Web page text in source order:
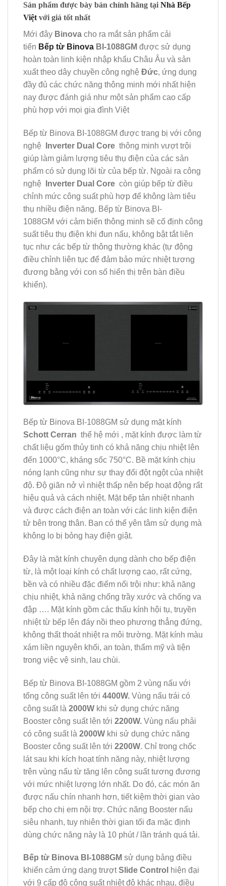
Sản phẩm được bày bán chính hãng tại Nhà Bếp
Việt với giá tốt nhất
Mới đây Binova cho ra mắt sản phẩm cải
tiến Bếp từ Binova BI-1088GM được sử dụng
hoàn toàn linh kiện nhập khẩu Châu Âu và sản
xuất theo dây chuyền công nghệ Đức, ứng dụng
đầy đủ các chức năng thông minh mới nhất hiện
nay được đánh giá như một sản phẩm cao cấp
phù hợp với mọi gia đình Việt
Bếp từ Binova BI-1088GM được trang bị với công
nghệ
Inverter Dual Core thông minh vượt trội
giúp làm giảm lượng tiêu thụ điện của các sản
phẩm có sử dụng lõi từ của bếp từ. Ngoài ra công
nghệ
Inverter Dual Core còn giúp bếp từ điều
chỉnh mức công suất phù hợp để không làm tiêu
thụ nhiều điện năng. Bếp từ Binova BI-
1088GM với cảm biến thông minh sẽ cố định công
suất tiêu thụ điện khi đun nấu, không bật tắt liên
tục như các bếp từ thông thường khác (tự động
điều chỉnh liên tục để đảm bảo mức nhiệt tương
đương bằng với con số hiển thị trên bàn điều
khiển).
Bếp từ Binova BI-1088GM sử dụng mặt kính
Schott Cerran thế hệ mới , mặt kính được làm từ
chất liệu gốm thủy tinh có khả năng chịu nhiệt lên
đến 1000°C, kháng sốc 750°C. Bề mặt kính chịu
nóng lạnh cũng như sự thay đổi đột ngột của nhiệt
độ. Độ giãn nở vì nhiệt thấp nên bếp hoạt động rất
hiệu quả và cách nhiệt. Mặt bếp tản nhiệt nhanh
và được cách điện an toàn với các linh kiện điện
tử bên trong thân. Bạn có thể yên tâm sử dụng mà
không lo bị bỏng hay điện giật.
Đây là mặt kính chuyên dụng dành cho bếp điện
từ, là một loại kính có chất lượng cao, rất cứng,
bền và có nhiều đặc điểm nổi trội như: khả năng
chịu nhiệt, khả năng chống trầy xước và chống va
đập …. Mặt kính gồm các thấu kính hội tụ, truyền
nhiệt từ bếp lên đáy nồi theo phương thẳng đứng,
không thất thoát nhiệt ra môi trường. Mặt kính màu
xám liền nguyên khối, an toàn, thẩm mỹ và tiện
trong việc vệ sinh, lau chùi.
Bếp từ Binova BI-1088GM gồm 2 vùng nấu với
tổng công suất lên tới 4400W. Vùng nấu trái có
công suất là 2000W khi sử dụng chức năng
Booster công suất lên tới 2200W. Vùng nấu phải
có công suất là 2000W khi sử dụng chức năng
Booster công suất lên tới 2200W. Chỉ trong chốc
lát sau khi kích hoạt tính năng này, nhiệt lượng
trên vùng nấu từ tăng lên công suất tương đương
với mức nhiệt lượng lớn nhất. Do đó, các món ăn
được nấu chín nhanh hơn, tiết kiệm thời gian vào
bếp cho chị em nội trợ. Chức năng Booster nấu
siêu nhanh, tuy nhiên thời gian tối đa mặc định
dùng chức năng này là 10 phút / lần tránh quá tải.
Bếp từ Binova BI-1088GM sử dụng bảng điều
khiển cảm ứng dạng trượtSlide Control
hiện đại
với 9 cấp độ công suất nhiệt độ khác nhau, điều